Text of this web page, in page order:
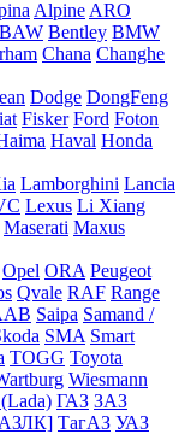
Alpine ARO
BAW Bentley BMW
Chana Changhe
Dodge DongFeng
Fisker Ford Foton
Haval Honda
Lamborghini Lancia
Lexus Li Xiang
Maserati Maxus
Opel ORA Peugeot
Qvale RAF Range
Saipa Samand /
SMA Smart
TOGG Toyota
Wiesmann
ГАЗ ЗАЗ
ТагАЗ УАЗ